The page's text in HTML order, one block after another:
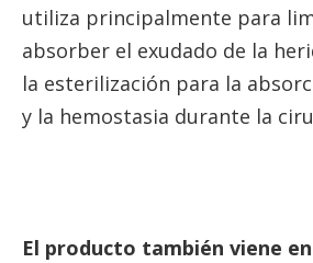
utiliza principalmente para
absorber el exudado de la
la esterilización para la
y la hemostasia durante la
El producto también viene